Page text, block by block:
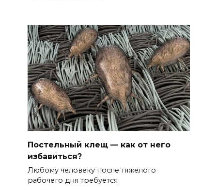
Постельный клещ — как от него
избавиться?
Любому человеку после тяжелого
рабочего дня требуется